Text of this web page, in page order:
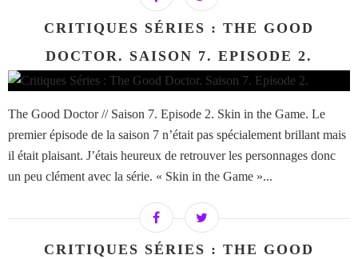
CRITIQUES SÉRIES : THE GOOD
DOCTOR. SAISON 7. EPISODE 2.
The Good Doctor // Saison 7. Episode 2. Skin in the Game. Le
premier épisode de la saison 7 n’était pas spécialement brillant mais
il était plaisant. J’étais heureux de retrouver les personnages donc
un peu clément avec la série. « Skin in the Game »...
CRITIQUES SÉRIES : THE GOOD